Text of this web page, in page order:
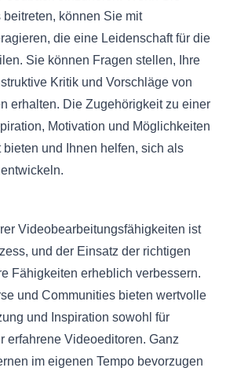
können Sie mit
die eine Leidenschaft für die
Sie können Fragen stellen, Ihre
Kritik und Vorschläge von
erhalten. Die Zugehörigkeit zu einer
Motivation und Möglichkeiten
und Ihnen helfen, sich als
Videobearbeitungsfähigkeiten ist
und der Einsatz der richtigen
Fähigkeiten erheblich verbessern.
und Communities bieten wertvolle
und Inspiration sowohl für
erfahrene Videoeditoren. Ganz
im eigenen Tempo bevorzugen